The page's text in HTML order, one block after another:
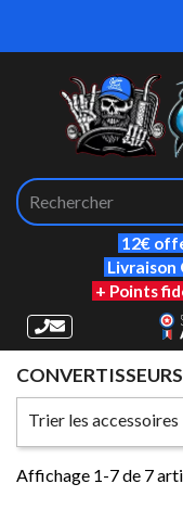
12€
Livraison
+ Points
Trier les accessoires
Affichage 1-7 de 7